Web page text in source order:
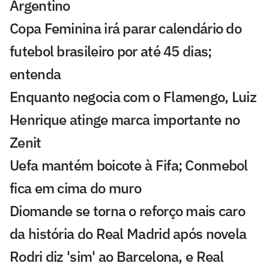
Argentino
Copa Feminina irá parar calendário do
futebol brasileiro por até 45 dias;
entenda
Enquanto negocia com o Flamengo, Luiz
Henrique atinge marca importante no
Zenit
Uefa mantém boicote à Fifa; Conmebol
fica em cima do muro
Diomande se torna o reforço mais caro
da história do Real Madrid após novela
Rodri diz 'sim' ao Barcelona, e Real